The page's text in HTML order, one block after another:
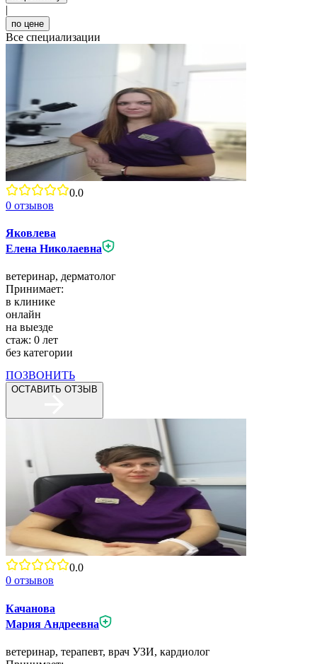
|
по цене
Все специализации
0.0
0 отзывов
Яковлева
Елена Николаевна
ветеринар, дерматолог
Принимает:
в клинике
онлайн
на выезде
стаж: 0 лет
без категории
ПОЗВОНИТЬ
ОСТАВИТЬ ОТЗЫВ
0.0
0 отзывов
Качанова
Мария Андреевна
ветеринар, терапевт, врач УЗИ, кардиолог